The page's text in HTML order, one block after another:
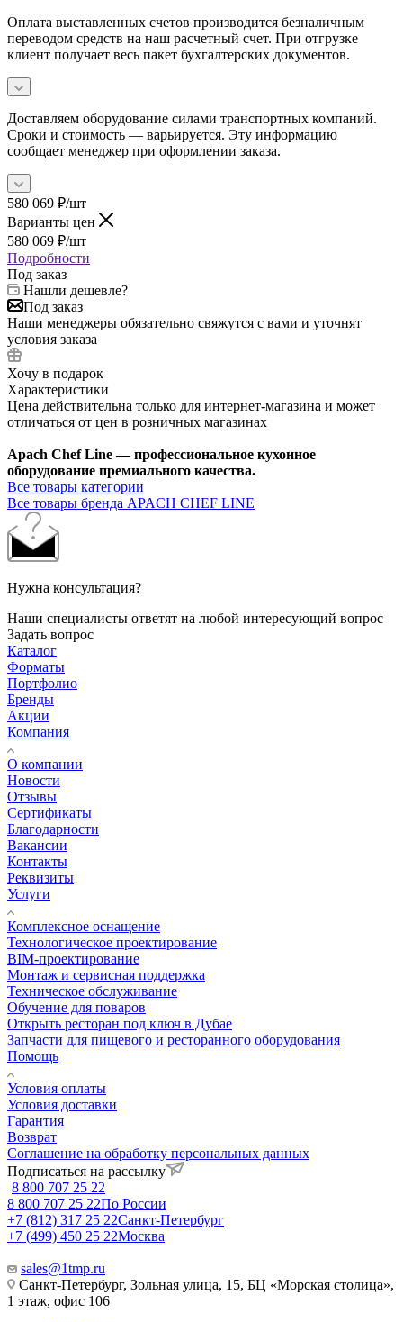
Оплата выставленных счетов производится безналичным
переводом средств на наш расчетный счет. При отгрузке
клиент получает весь пакет бухгалтерских документов.
Доставляем оборудование силами транспортных компаний.
Сроки и стоимость — варьируется. Эту информацию
сообщает менеджер при оформлении заказа.
580 069 ₽/шт
Варианты цен
580 069 ₽/шт
Подробности
Под заказ
Нашли дешевле?
Под заказ
Наши менеджеры обязательно свяжутся с вами и уточнят
условия заказа
Хочу в подарок
Характеристики
Цена действительна только для интернет-магазина и может
отличаться от цен в розничных магазинах
Apach Chef Line — профессиональное кухонное
оборудование премиального качества.
Все товары категории
Все товары бренда APACH CHEF LINE
Нужна консультация?
Наши специалисты ответят на любой интересующий вопрос
Задать вопрос
Каталог
Форматы
Портфолио
Бренды
Акции
Компания
О компании
Новости
Отзывы
Сертификаты
Благодарности
Вакансии
Контакты
Реквизиты
Услуги
Комплексное оснащение
Технологическое проектирование
BIM-проектирование
Монтаж и сервисная поддержка
Техническое обслуживание
Обучение для поваров
Открыть ресторан под ключ в Дубае
Запчасти для пищевого и ресторанного оборудования
Помощь
Условия оплаты
Условия доставки
Гарантия
Возврат
Соглашение на обработку персональных данных
Подписаться на рассылку
8 800 707 25 22
8 800 707 25 22По России
+7 (812) 317 25 22Санкт-Петербург
+7 (499) 450 25 22Москва
sales@1tmp.ru
Санкт-Петербург, Зольная улица, 15, БЦ «Морская столица»,
1 этаж, офис 106